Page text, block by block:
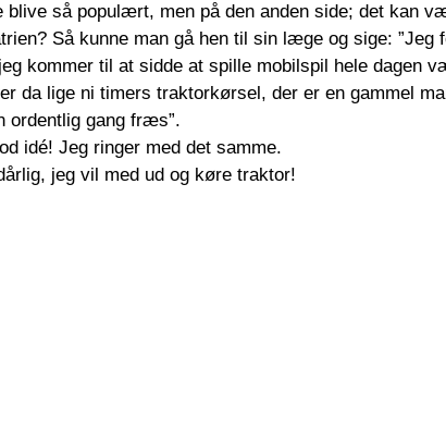
blive så populært, men på den anden side; det kan
Så kunne man gå hen til sin læge og sige: ”Jeg
kommer til at sidde at spille mobilspil hele dagen
da lige ni timers traktorkørsel, der er en gammel
ordentlig gang fræs”.
idé! Jeg ringer med det samme.
jeg vil med ud og køre traktor!